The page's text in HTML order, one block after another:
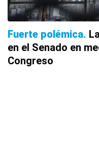
Fuerte polémica
en el Senado en
Congreso